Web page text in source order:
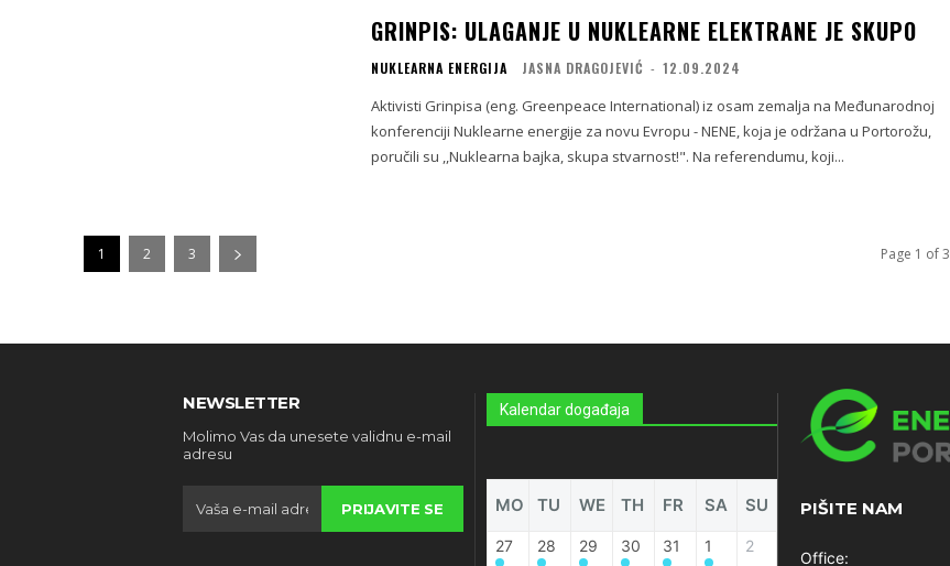
GRINPIS: ULAGANJE U NUKLEARNE ELEKTRANE JE SKUPO
NUKLEARNA ENERGIJA JASNA DRAGOJEVIĆ - 12.09.2024
Aktivisti Grinpisa (eng. Greenpeace International) iz osam zemalja na Međunarodnoj
konferenciji Nuklearne energije za novu Evropu - NENE, koja je održana u Portorožu,
poručili su ,,Nuklearna bajka, skupa stvarnost!". Na referendumu, koji...
1 2 3 Page 1 of 3
NEWSLETTER
Molimo Vas da unesete validnu e-mail
adresu
PRIJAVITE SE
Kalendar događaja
MO TU WE TH FR SA SU
27 28 29 30 31 1 2
PIŠITE NAM
Office: